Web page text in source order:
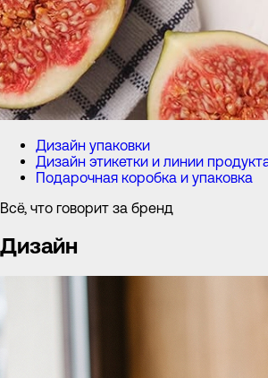
Дизайн упаковки
Дизайн этикетки и линии
Подарочная коробка и упаковка
Всё, что говорит за бренд
Дизайн